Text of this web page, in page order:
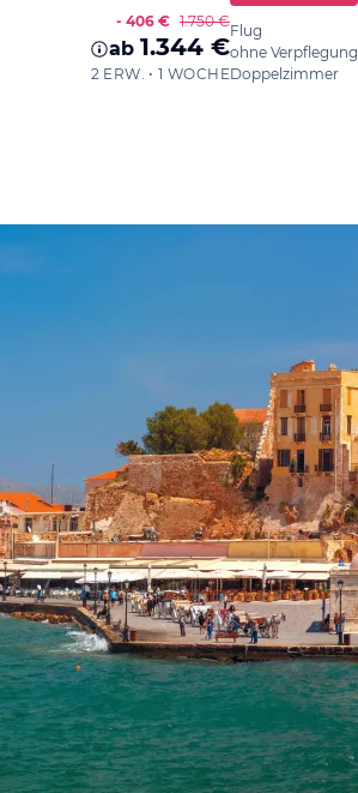
- 406 € 1.750 €
ab 1.344 €
2 ERW. • 1 WOCHE
Flug
ohne Verpflegung
Doppelzimmer